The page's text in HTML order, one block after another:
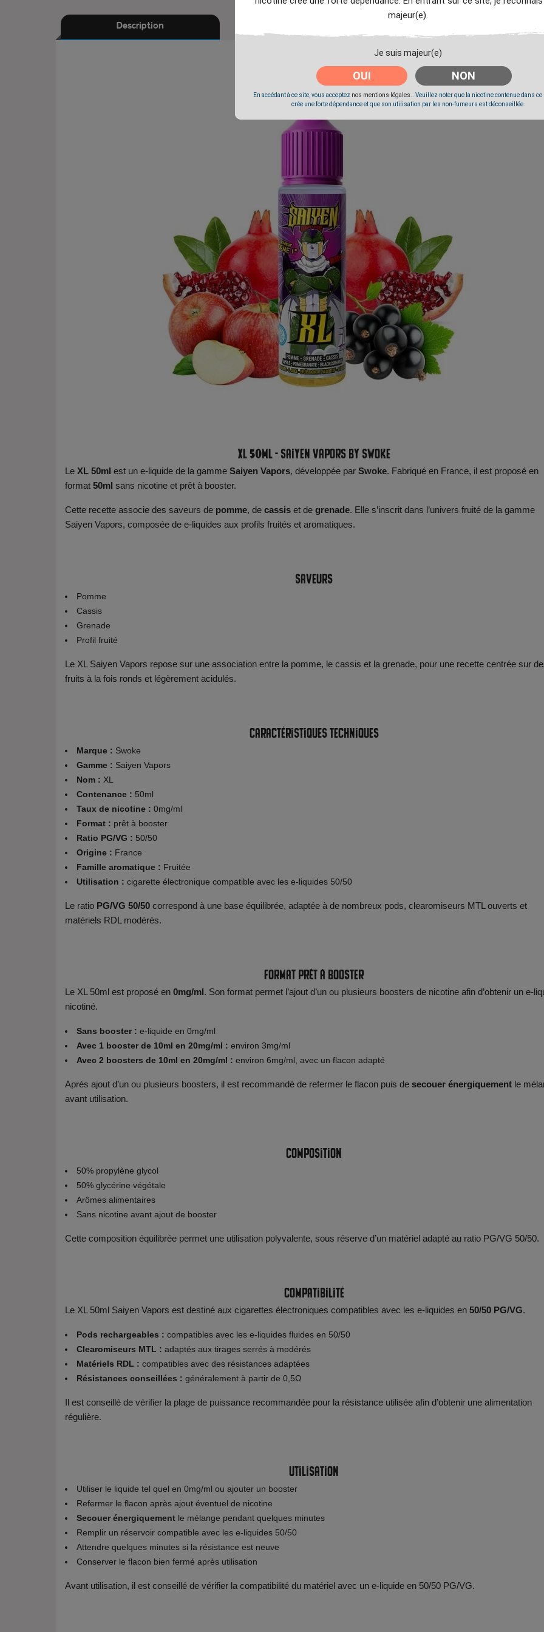
majeur(e).
Je suis majeur(e)
OUI NON
En accédant à ce site, vous acceptez nos mentions légales.
. Veuillez noter que la nicotine contenue dans
crée une forte dépendance et que son utilisation par les non-fumeurs est déconseillée.
Description
XL 50ml - Saiyen Vapors by Swoke
Le XL 50ml est un e-liquide de la gamme Saiyen Vapors, développée par Swoke. Fabriqué en France, il est proposé en
format 50ml sans nicotine et prêt à booster.
Cette recette associe des saveurs de pomme, de cassis et de grenade. Elle s’inscrit dans l’univers fruité de la gamme
Saiyen Vapors, composée de e-liquides aux profils fruités et aromatiques.
Saveurs
Pomme
Cassis
Grenade
Profil fruité
Le XL Saiyen Vapors repose sur une association entre la pomme, le cassis et la grenade, pour une recette centrée sur
fruits à la fois ronds et légèrement acidulés.
Caractéristiques techniques
Marque : Swoke
Gamme : Saiyen Vapors
Nom : XL
Contenance : 50ml
Taux de nicotine : 0mg/ml
Format : prêt à booster
Ratio PG/VG : 50/50
Origine : France
Famille aromatique : Fruitée
Utilisation : cigarette électronique compatible avec les e-liquides 50/50
Le ratio PG/VG 50/50 correspond à une base équilibrée, adaptée à de nombreux pods, clearomiseurs MTL ouverts et
matériels RDL modérés.
Format prêt à booster
Le XL 50ml est proposé en 0mg/ml. Son format permet l’ajout d’un ou plusieurs boosters de nicotine afin d’obtenir un e-
nicotiné.
Sans booster : e-liquide en 0mg/ml
Avec 1 booster de 10ml en 20mg/ml : environ 3mg/ml
Avec 2 boosters de 10ml en 20mg/ml : environ 6mg/ml, avec un flacon adapté
Après ajout d’un ou plusieurs boosters, il est recommandé de refermer le flacon puis de secouer énergiquement le
avant utilisation.
Composition
50% propylène glycol
50% glycérine végétale
Arômes alimentaires
Sans nicotine avant ajout de booster
Cette composition équilibrée permet une utilisation polyvalente, sous réserve d’un matériel adapté au ratio PG/VG 50/50.
Compatibilité
Le XL 50ml Saiyen Vapors est destiné aux cigarettes électroniques compatibles avec les e-liquides en 50/50 PG/VG.
Pods rechargeables : compatibles avec les e-liquides fluides en 50/50
Clearomiseurs MTL : adaptés aux tirages serrés à modérés
Matériels RDL : compatibles avec des résistances adaptées
Résistances conseillées : généralement à partir de 0,5Ω
Il est conseillé de vérifier la plage de puissance recommandée pour la résistance utilisée afin d’obtenir une alimentation
régulière.
Utilisation
Utiliser le liquide tel quel en 0mg/ml ou ajouter un booster
Refermer le flacon après ajout éventuel de nicotine
Secouer énergiquement le mélange pendant quelques minutes
Remplir un réservoir compatible avec les e-liquides 50/50
Attendre quelques minutes si la résistance est neuve
Conserver le flacon bien fermé après utilisation
Avant utilisation, il est conseillé de vérifier la compatibilité du matériel avec un e-liquide en 50/50 PG/VG.